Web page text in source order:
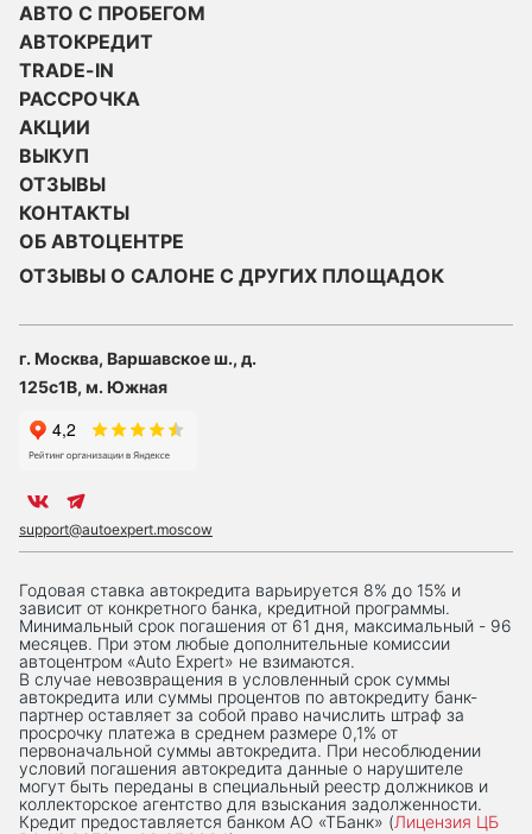
АВТО С ПРОБЕГОМ
АВТОКРЕДИТ
TRADE-IN
РАССРОЧКА
АКЦИИ
ВЫКУП
ОТЗЫВЫ
КОНТАКТЫ
ОБ АВТОЦЕНТРЕ
ОТЗЫВЫ О САЛОНЕ С ДРУГИХ ПЛОЩАДОК
г. Москва, Варшавское ш., д.
125с1В, м. Южная
support@autoexpert.moscow
Годовая ставка автокредита варьируется 8% до 15% и
зависит от конкретного банка, кредитной программы.
Минимальный срок погашения от 61 дня, максимальный - 96
месяцев. При этом любые дополнительные комиссии
автоцентром «Auto Expert» не взимаются.
В случае невозвращения в условленный срок суммы
автокредита или суммы процентов по автокредиту банк-
партнер оставляет за собой право начислить штраф за
просрочку платежа в среднем размере 0,1% от
первоначальной суммы автокредита. При несоблюдении
условий погашения автокредита данные о нарушителе
могут быть переданы в специальный реестр должников и
коллекторское агентство для взыскания задолженности.
Кредит предоставляется банком АО «ТБанк» (Лицензия ЦБ